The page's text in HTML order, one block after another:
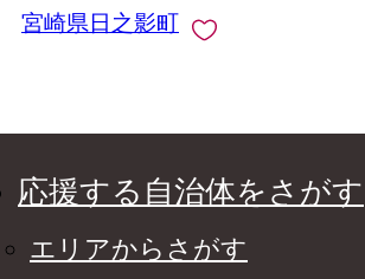
宮崎県日之影町
応援する自治体をさがす
エリアからさがす